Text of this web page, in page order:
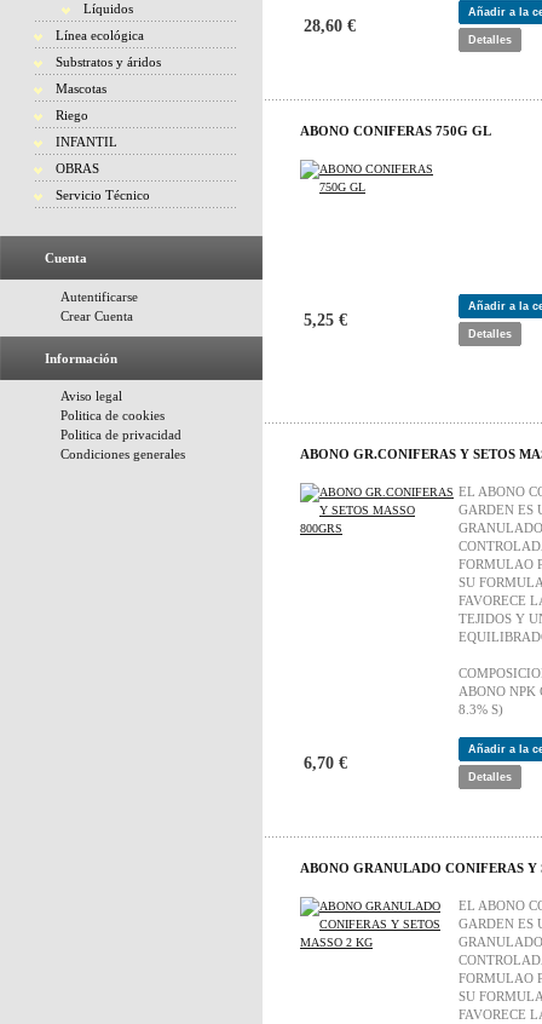
Líquidos
Línea ecológica
Substratos y áridos
Mascotas
Riego
INFANTIL
OBRAS
Servicio Técnico
Cuenta
Autentificarse
Crear Cuenta
Información
Aviso legal
Politica de cookies
Politica de privacidad
Condiciones generales
28,60 €
Añadir a la
Detalles
ABONO CONIFERAS 750G GL
5,25 €
Añadir a la
Detalles
ABONO GR.CONIFERAS Y SETOS
EL ABONO
GARDEN ES
FORMULAO
SU
FAVORECE
TEJIDOS Y
ABONO NPK
8.3% S)
6,70 €
Añadir a la
Detalles
ABONO GRANULADO CONIFERAS Y
EL ABONO
GARDEN ES
FORMULAO
SU
FAVORECE